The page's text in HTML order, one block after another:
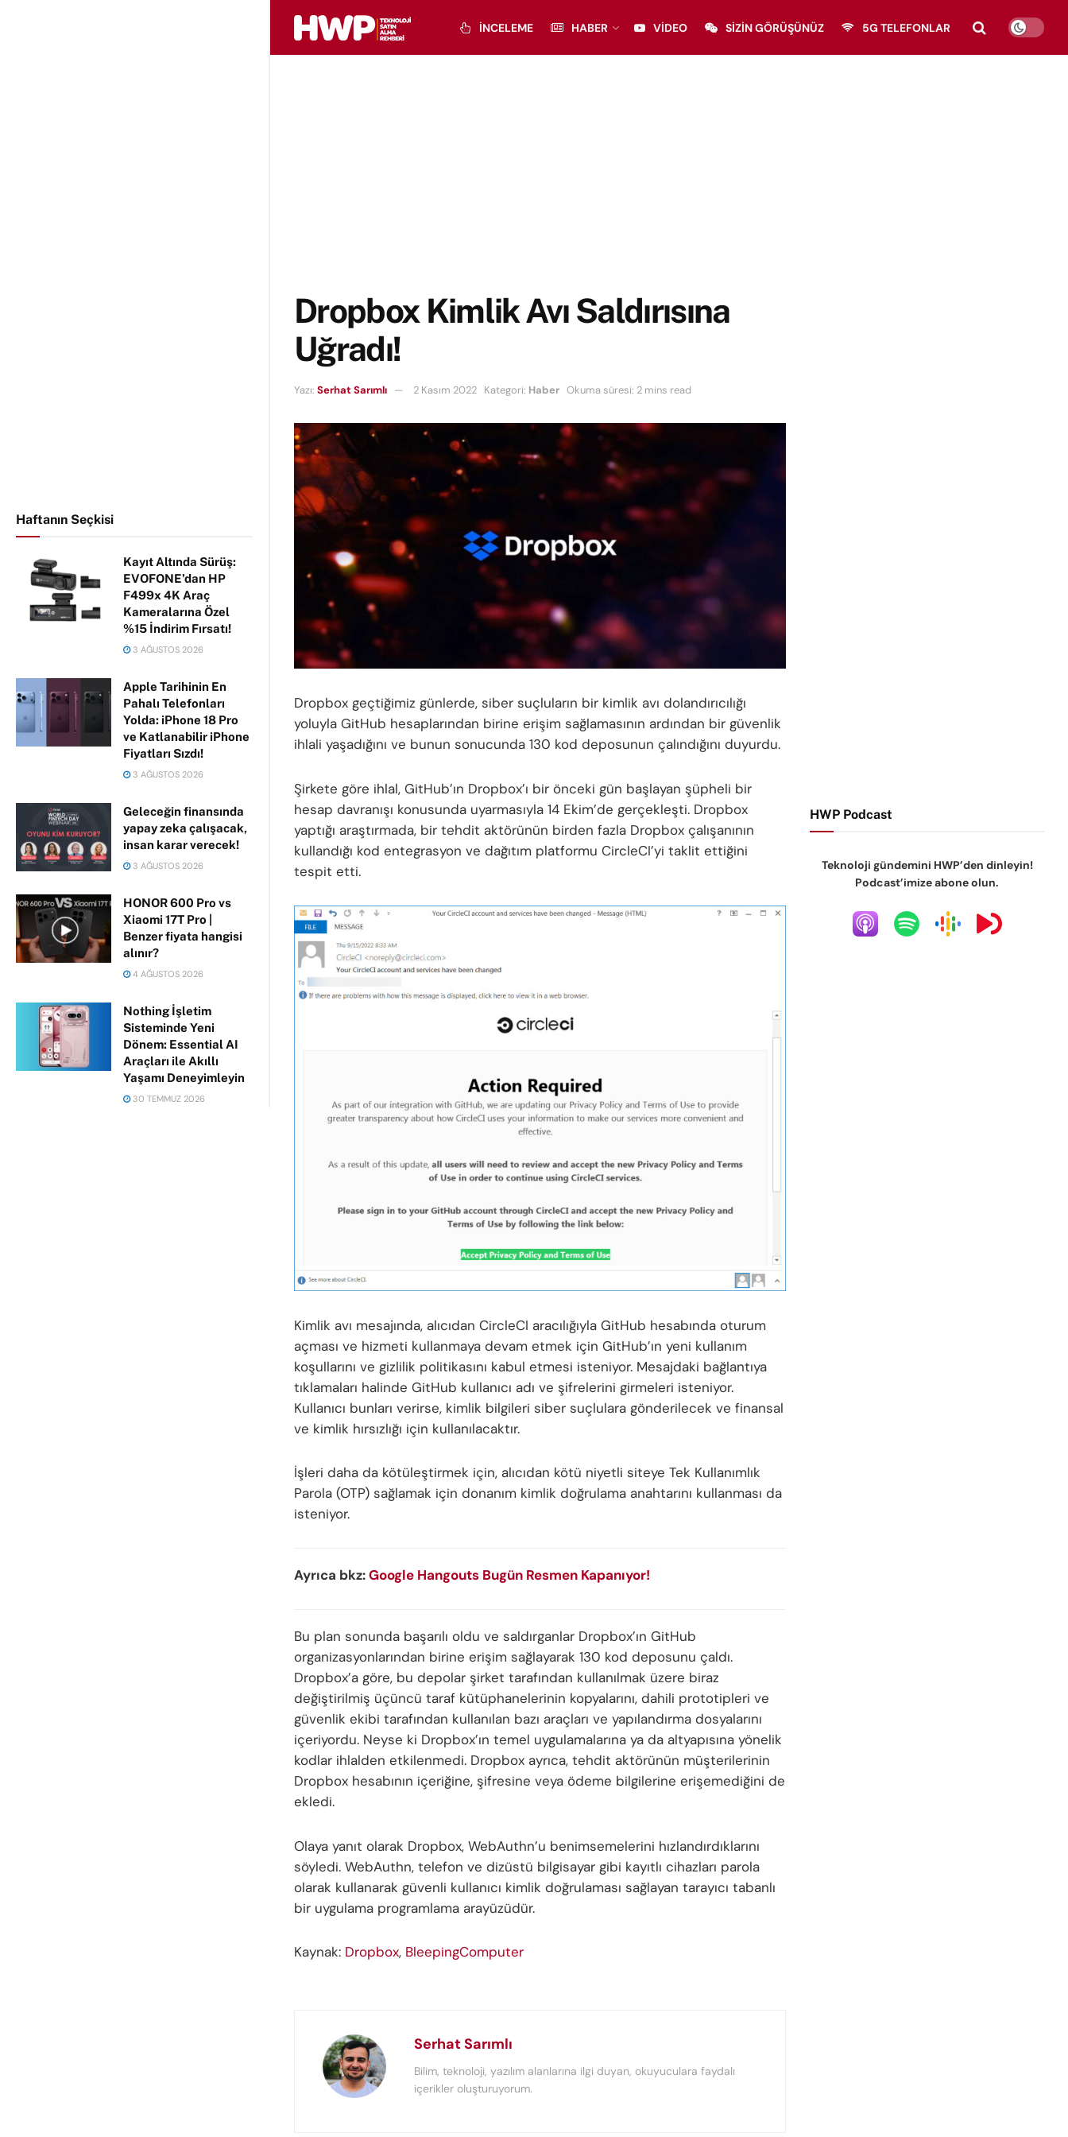
Haftanın Seçkisi
Kayıt Altında Sürüş:
EVOFONE’dan HP
F499x 4K Araç
Kameralarına Özel
%15 İndirim Fırsatı!
3 AĞUSTOS 2026
Apple Tarihinin En
Pahalı Telefonları
Yolda: iPhone 18 Pro
ve Katlanabilir iPhone
Fiyatları Sızdı!
3 AĞUSTOS 2026
Geleceğin finansında
yapay zeka çalışacak,
insan karar verecek!
3 AĞUSTOS 2026
HONOR 600 Pro vs
Xiaomi 17T Pro |
Benzer fiyata hangisi
alınır?
4 AĞUSTOS 2026
Nothing İşletim
Sisteminde Yeni
Dönem: Essential AI
Araçları ile Akıllı
Yaşamı Deneyimleyin
30 TEMMUZ 2026
İNCELEME HABER VIDEO SIZIN GÖRÜŞÜNÜZ 5G TELEFONLAR
Dropbox Kimlik Avı Saldırısına
Uğradı!
Yazı: Serhat Sarımlı 2 Kasım 2022 Kategori: Haber Okuma süresi: 2 mins read
Dropbox geçtiğimiz günlerde, siber suçluların bir kimlik avı dolandırıcılığı
yoluyla GitHub hesaplarından birine erişim sağlamasının ardından bir güvenlik
ihlali yaşadığını ve bunun sonucunda 130 kod deposunun çalındığını duyurdu.
Şirkete göre ihlal, GitHub’ın Dropbox’ı bir önceki gün başlayan şüpheli bir
hesap davranışı konusunda uyarmasıyla 14 Ekim’de gerçekleşti. Dropbox
yaptığı araştırmada, bir tehdit aktörünün birden fazla Dropbox çalışanının
kullandığı kod entegrasyon ve dağıtım platformu CircleCI’yi taklit ettiğini
tespit etti.
Kimlik avı mesajında, alıcıdan CircleCI aracılığıyla GitHub hesabında oturum
açması ve hizmeti kullanmaya devam etmek için GitHub’ın yeni kullanım
koşullarını ve gizlilik politikasını kabul etmesi isteniyor. Mesajdaki bağlantıya
tıklamaları halinde GitHub kullanıcı adı ve şifrelerini girmeleri isteniyor.
Kullanıcı bunları verirse, kimlik bilgileri siber suçlulara gönderilecek ve finansal
ve kimlik hırsızlığı için kullanılacaktır.
İşleri daha da kötüleştirmek için, alıcıdan kötü niyetli siteye Tek Kullanımlık
Parola (OTP) sağlamak için donanım kimlik doğrulama anahtarını kullanması da
isteniyor.
Ayrıca bkz:Google Hangouts Bugün Resmen Kapanıyor!
Bu plan sonunda başarılı oldu ve saldırganlar Dropbox’ın GitHub
organizasyonlarından birine erişim sağlayarak 130 kod deposunu çaldı.
Dropbox’a göre, bu depolar şirket tarafından kullanılmak üzere biraz
değiştirilmiş üçüncü taraf kütüphanelerinin kopyalarını, dahili prototipleri ve
güvenlik ekibi tarafından kullanılan bazı araçları ve yapılandırma dosyalarını
içeriyordu. Neyse ki Dropbox’ın temel uygulamalarına ya da altyapısına yönelik
kodlar ihlalden etkilenmedi. Dropbox ayrıca, tehdit aktörünün müşterilerinin
Dropbox hesabının içeriğine, şifresine veya ödeme bilgilerine erişemediğini de
ekledi.
Olaya yanıt olarak Dropbox, WebAuthn’u benimsemelerini hızlandırdıklarını
söyledi. WebAuthn, telefon ve dizüstü bilgisayar gibi kayıtlı cihazları parola
olarak kullanarak güvenli kullanıcı kimlik doğrulaması sağlayan tarayıcı tabanlı
bir uygulama programlama arayüzüdür.
Kaynak: Dropbox, BleepingComputer
Serhat Sarımlı
Bilim, teknoloji, yazılım alanlarına ilgi duyan, okuyuculara faydalı
içerikler oluşturuyorum.
HWP Podcast
Teknoloji gündemini HWP’den dinleyin!
Podcast’imize abone olun.